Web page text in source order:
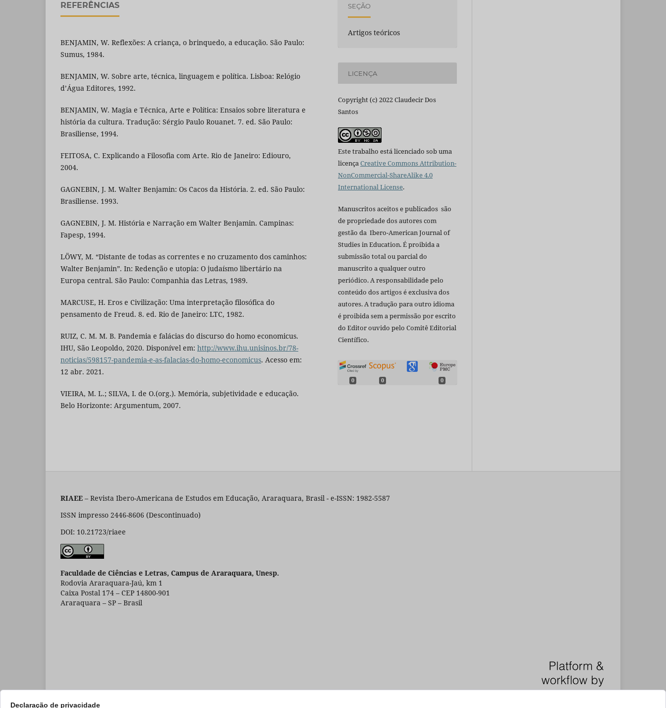
Declaração de privacidade
REFERÊNCIAS
BENJAMIN, W. Reflexões: A criança, o brinquedo, a educação. São Paulo:
Sumus, 1984.
BENJAMIN, W. Sobre arte, técnica, linguagem e política. Lisboa: Relógio
d’Água Editores, 1992.
BENJAMIN, W. Magia e Técnica, Arte e Política: Ensaios sobre literatura e
história da cultura. Tradução: Sérgio Paulo Rouanet. 7. ed. São Paulo:
Brasiliense, 1994.
FEITOSA, C. Explicando a Filosofia com Arte. Rio de Janeiro: Ediouro,
2004.
GAGNEBIN, J. M. Walter Benjamin: Os Cacos da História. 2. ed. São Paulo:
Brasiliense. 1993.
GAGNEBIN, J. M. História e Narração em Walter Benjamin. Campinas:
Fapesp, 1994.
LÖWY, M. “Distante de todas as correntes e no cruzamento dos caminhos:
Walter Benjamin”. In: Redenção e utopia: O judaísmo libertário na
Europa central. São Paulo: Companhia das Letras, 1989.
MARCUSE, H. Eros e Civilização: Uma interpretação filosófica do
pensamento de Freud. 8. ed. Rio de Janeiro: LTC, 1982.
RUIZ, C. M. M. B. Pandemia e falácias do discurso do homo economicus.
IHU, São Leopoldo, 2020. Disponível em: http://www.ihu.unisinos.br/78-
noticias/598157-pandemia-e-as-falacias-do-homo-economicus. Acesso em:
12 abr. 2021.
VIEIRA, M. L.; SILVA, I. de O.(org.). Memória, subjetividade e educação.
Belo Horizonte: Argumentum, 2007.
SEÇÃO
Artigos teóricos
LICENÇA
Copyright (c) 2022 Claudecir Dos
Santos
Este trabalho está licenciado sob uma
licençaCreative Commons Attribution-
NonCommercial-ShareAlike 4.0
International License.
Manuscritos aceitos e publicados são
de propriedade dos autores com
gestão da Ibero-American Journal of
Studies in Education. É proibida a
submissão total ou parcial do
manuscrito a qualquer outro
periódico. A responsabilidade pelo
conteúdo dos artigos é exclusiva dos
autores. A tradução para outro idioma
é proibida sem a permissão por escrito
do Editor ouvido pelo Comitê Editorial
Científico.
0 0 0
RIAEE – Revista Ibero-Americana de Estudos em Educação, Araraquara, Brasil - e-ISSN: 1982-5587
ISSN impresso 2446-8606 (Descontinuado)
DOI: 10.21723/riaee
Faculdade de Ciências e Letras, Campus de Araraquara, Unesp.
Rodovia Araraquara-Jaú, km 1
Caixa Postal 174 – CEP 14800-901
Araraquara – SP – Brasil